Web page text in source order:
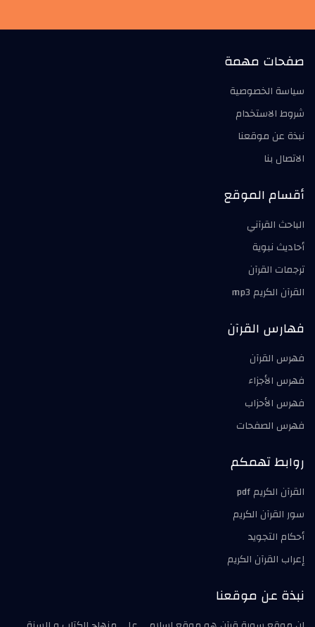
صفحات مهمة
سياسة الخصوصية
شروط الاستخدام
نبذة عن موقعنا
الاتصال بنا
أقسام الموقع
الباحث القرآني
أحاديث نبوية
ترجمات القرآن
القرآن الكريم mp3
فهارس القرآن
فهرس القرآن
فهرس الأجزاء
فهرس الأحزاب
فهرس الصفحات
روابط تهمكم
القرآن الكريم pdf
سور القرآن الكريم
أحكام التجويد
إعراب القرآن الكريم
نبذة عن موقعنا